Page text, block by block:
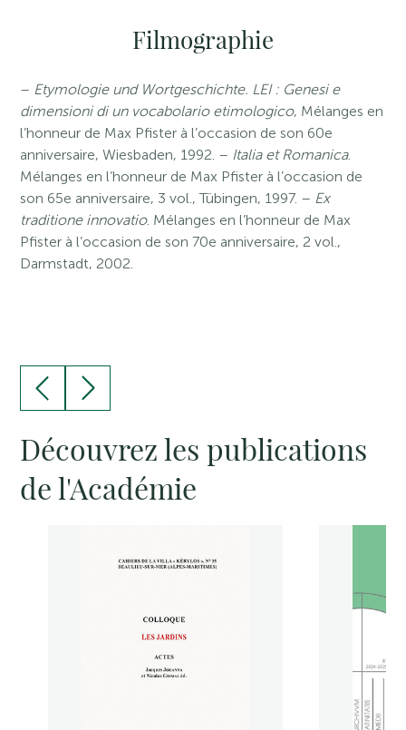
Filmographie
– Etymologie und Wortgeschichte. LEI : Genesi e
dimensioni di un vocabolario etimologico, Mélanges en
l’honneur de Max Pfister à l’occasion de son 60e
anniversaire, Wiesbaden, 1992. – Italia et Romanica.
Mélanges en l’honneur de Max Pfister à l’occasion de
son 65e anniversaire, 3 vol., Tübingen, 1997. – Ex
traditione innovatio. Mélanges en l’honneur de Max
Pfister à l’occasion de son 70e anniversaire, 2 vol.,
Darmstadt, 2002.
Découvrez les publications
de l'Académie